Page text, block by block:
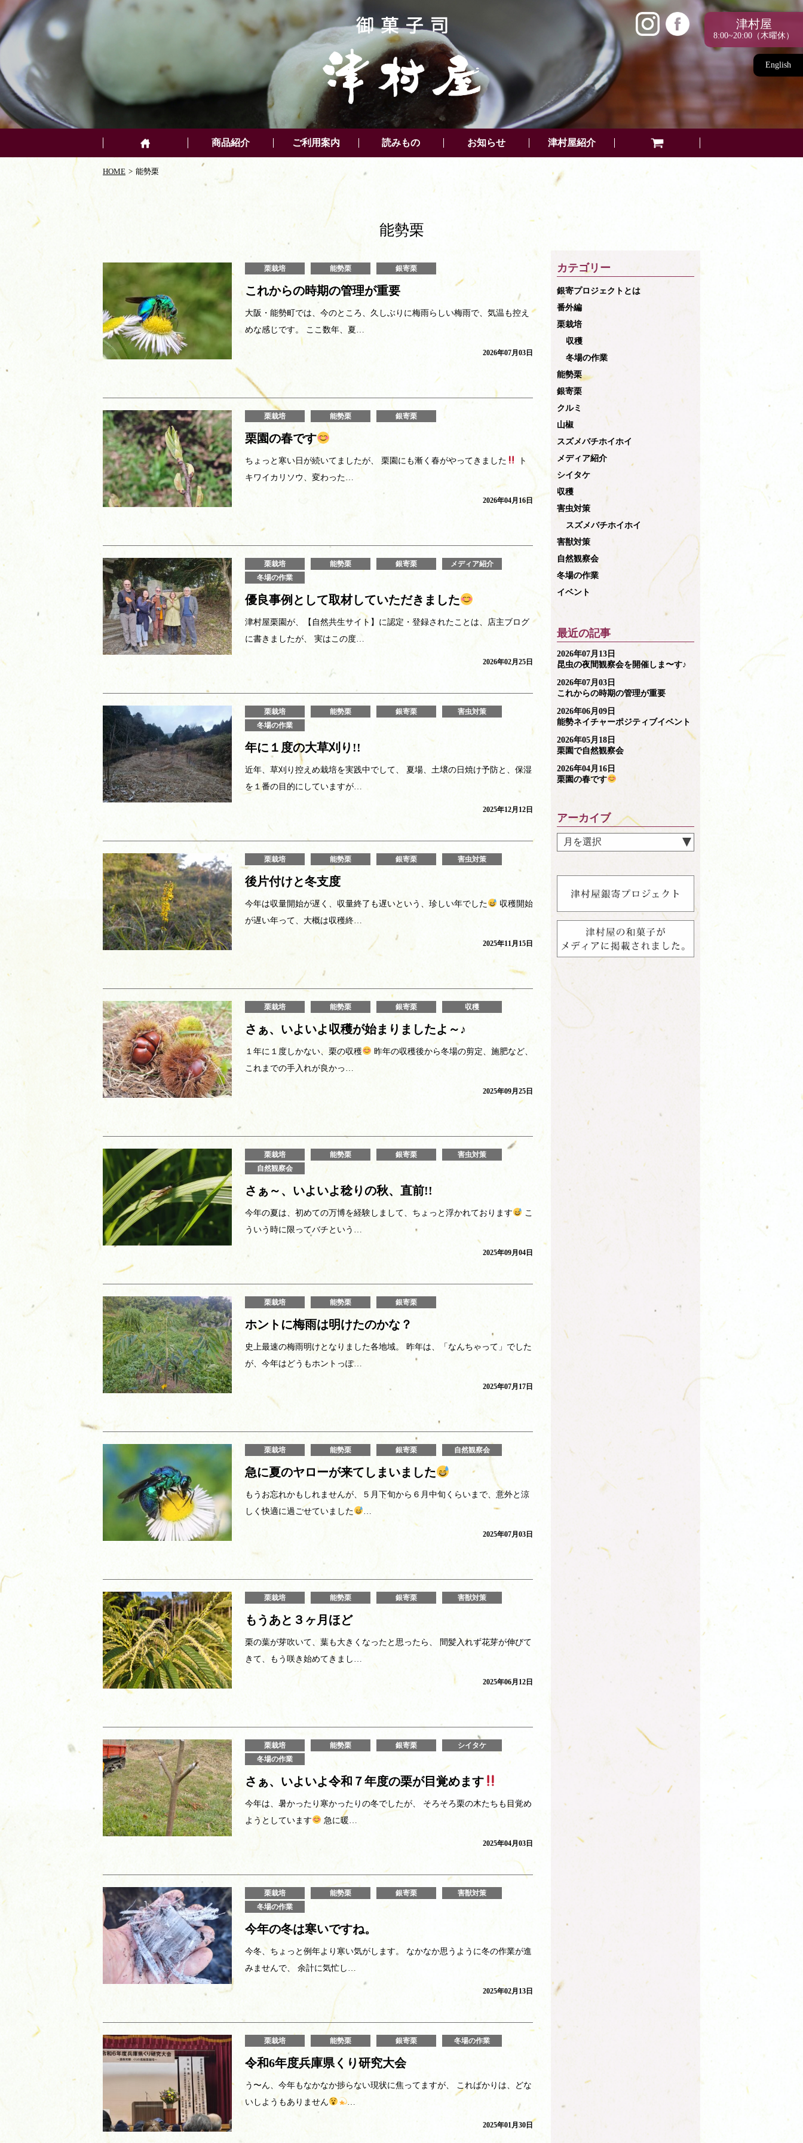
津村屋
8:00~20:00（木曜休）
English
商品紹介 ご利用案内 読みもの お知らせ 津村屋紹介
HOME 能勢栗
能勢栗
栗栽培 能勢栗 銀寄栗
これからの時期の管理が重要
大阪・能勢町では、今のところ、久しぶりに梅雨らしい梅雨で、気温も控え
めな感じです。 ここ数年、夏…
2026年07月03日
栗栽培 能勢栗 銀寄栗
栗園の春です
ちょっと寒い日が続いてましたが、 栗園にも漸く春がやってきました
ト
キワイカリソウ、変わった…
2026年04月16日
栗栽培 能勢栗 銀寄栗
メディア紹介
冬場の作業
優良事例として取材していただきました
津村屋栗園が、【自然共生サイト】に認定・登録されたことは、店主ブログ
に書きましたが、 実はこの度…
2026年02月25日
栗栽培 能勢栗 銀寄栗
害虫対策
冬場の作業
年に１度の大草刈り!!
近年、草刈り控えめ栽培を実践中でして、 夏場、土壌の日焼け予防と、保湿
を１番の目的にしていますが…
2025年12月12日
栗栽培 能勢栗 銀寄栗 害虫対策
後片付けと冬支度
今年は収量開始が遅く、収量終了も遅いという、珍しい年でした
収穫開始
が遅い年って、大概は収穫終…
2025年11月15日
栗栽培 能勢栗 銀寄栗 収穫
さぁ、いよいよ収穫が始まりましたよ～♪
１年に１度しかない、栗の収穫
昨年の収穫後から冬場の剪定、施肥など、
これまでの手入れが良かっ…
2025年09月25日
栗栽培 能勢栗 銀寄栗
害虫対策
自然観察会
さぁ～、いよいよ稔りの秋、直前!!
今年の夏は、初めての万博を経験しまして、ちょっと浮かれております
こ
ういう時に限ってバチという…
2025年09月04日
栗栽培 能勢栗 銀寄栗
ホントに梅雨は明けたのかな？
史上最速の梅雨明けとなりました各地域。 昨年は、「なんちゃって」でした
が、今年はどうもホントっぽ…
2025年07月17日
栗栽培 能勢栗 銀寄栗 自然観察会
急に夏のヤローが来てしまいました
もうお忘れかもしれませんが、５月下旬から６月中旬くらいまで、意外と涼
しく快適に過ごせていました
…
2025年07月03日
栗栽培 能勢栗 銀寄栗 害獣対策
もうあと３ヶ月ほど
栗の葉が芽吹いて、葉も大きくなったと思ったら、 間髪入れず花芽が伸びて
きて、もう咲き始めてきまし…
2025年06月12日
栗栽培 能勢栗 銀寄栗
シイタケ
冬場の作業
さぁ、いよいよ令和７年度の栗が目覚めます
今年は、暑かったり寒かったりの冬でしたが、 そろそろ栗の木たちも目覚め
ようとしています
急に暖…
2025年04月03日
栗栽培 能勢栗 銀寄栗
害獣対策
冬場の作業
今年の冬は寒いですね。
今冬、ちょっと例年より寒い気がします。 なかなか思うように冬の作業が進
みませんで、 余計に気忙し…
2025年02月13日
栗栽培 能勢栗 銀寄栗 冬場の作業
令和6年度兵庫県くり研究大会
う〜ん、今年もなかなか捗らない現状に焦ってますが、 こればかりは、どな
いしようもありません
…
2025年01月30日
カテゴリー
銀寄プロジェクトとは
番外編
栗栽培
収穫
冬場の作業
能勢栗
銀寄栗
クルミ
山椒
スズメバチホイホイ
メディア紹介
シイタケ
収穫
害虫対策
スズメバチホイホイ
害獣対策
自然観察会
冬場の作業
イベント
最近の記事
2026年07月13日
昆虫の夜間観察会を開催しま〜す♪
2026年07月03日
これからの時期の管理が重要
2026年06月09日
能勢ネイチャーポジティブイベント
2026年05月18日
栗園で自然観察会
2026年04月16日
栗園の春です
アーカイブ